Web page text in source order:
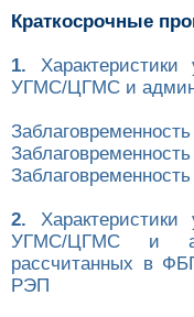
Краткосрочные
1.
УГМС/ЦГМС и
2.
УГМС/ЦГМС и
рассчитанных в
РЭП